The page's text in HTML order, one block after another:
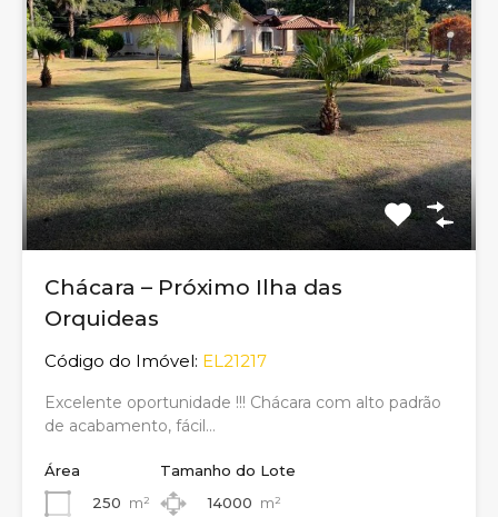
Chácara – Próximo Ilha das
Orquideas
Código do Imóvel: EL21217
Excelente oportunidade !!! Chácara com alto padrão
de acabamento, fácil…
Área
250 m²
Tamanho do Lote
14000 m²